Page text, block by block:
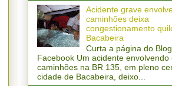
Acidente grave
caminhões deixa
congestionamento
Bacabeira
Curta a página do
Facebook Um acidente envolvendo
caminhões na BR 135, em pleno
cidade de Bacabeira, deixo...